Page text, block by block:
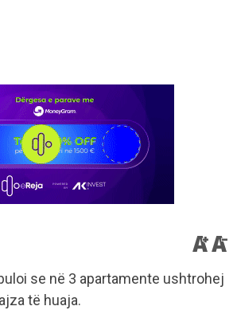
se në 3 apartamente ushtrohej
të huaja.